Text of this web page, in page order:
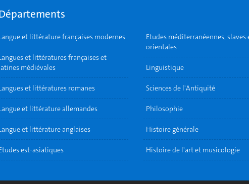
et littérature françaises modernes
et littératures françaises et
médiévales
et littératures romanes
et littérature allemandes
et littérature anglaises
est-asiatiques
Etudes méditerranéennes, slaves
orientales
Linguistique
Sciences de l'Antiquité
Philosophie
Histoire générale
Histoire de l'art et musicologie